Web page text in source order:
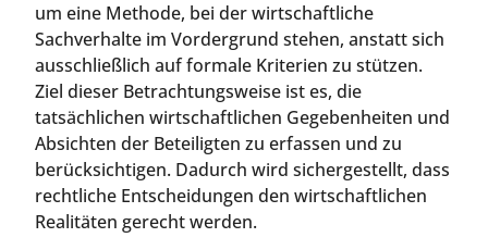
um eine Methode, bei der wirtschaftliche
Sachverhalte im Vordergrund stehen, anstatt sich
ausschließlich auf formale Kriterien zu stützen.
Ziel dieser Betrachtungsweise ist es, die
tatsächlichen wirtschaftlichen Gegebenheiten und
Absichten der Beteiligten zu erfassen und zu
berücksichtigen. Dadurch wird sichergestellt, dass
rechtliche Entscheidungen den wirtschaftlichen
Realitäten gerecht werden.